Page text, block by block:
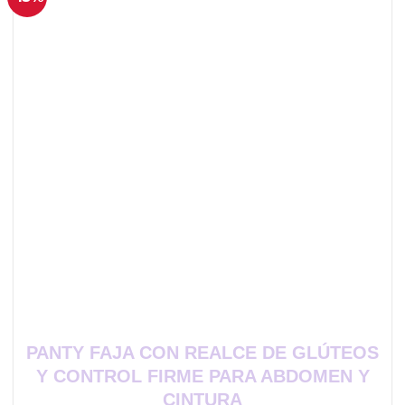
PANTY FAJA CON REALCE DE GLÚTEOS
Y CONTROL FIRME PARA ABDOMEN Y
CINTURA